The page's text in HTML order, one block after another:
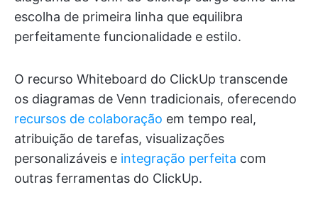
escolha de primeira linha que equilibra
perfeitamente funcionalidade e estilo.
O recurso Whiteboard do ClickUp transcende
os diagramas de Venn tradicionais, oferecendo
recursos de colaboração em tempo real,
atribuição de tarefas, visualizações
personalizáveis e integração perfeita com
outras ferramentas do ClickUp.